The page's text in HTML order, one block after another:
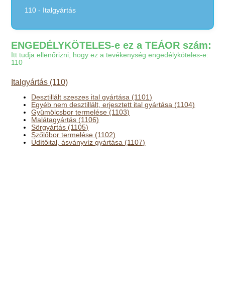
110 - Italgyártás
ENGEDÉLYKÖTELES-e ez a TEÁOR szám:
Itt tudja ellenőrizni, hogy ez a tevékenység engedélyköteles-e:
110
Italgyártás (110)
Desztillált szeszes ital gyártása (1101)
Egyéb nem desztillált, erjesztett ital gyártása (1104)
Gyümölcsbor termelése (1103)
Malátagyártás (1106)
Sörgyártás (1105)
Szőlőbor termelése (1102)
Üdítőital, ásványvíz gyártása (1107)